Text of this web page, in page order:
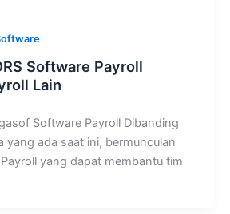
Software Payroll
Lain
Software Payroll Dibanding
yang ada saat ini, bermunculan
yang dapat membantu tim